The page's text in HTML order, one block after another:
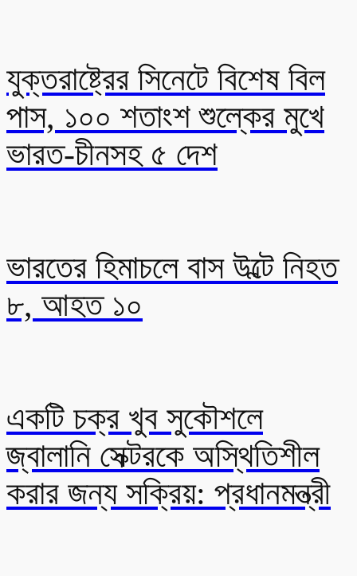
যুক্তরাষ্ট্রের সিনেটে বিশেষ বিল
পাস, ১০০ শতাংশ শুল্কের মুখে
ভারত-চীনসহ ৫ দেশ
ভারতের হিমাচলে বাস উল্টে নিহত
৮, আহত ১০
একটি চক্র খুব সুকৌশলে
জ্বালানি সেক্টরকে অস্থিতিশীল
করার জন্য সক্রিয়: প্রধানমন্ত্রী